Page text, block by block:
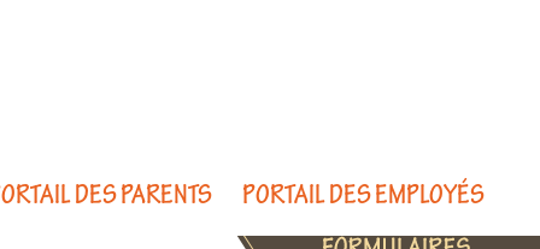
DES PARENTS PORTAIL DES EMPLOYÉS